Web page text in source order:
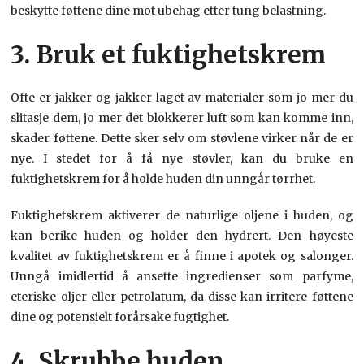
beskytte føttene dine mot ubehag etter tung belastning.
3. Bruk et fuktighetskrem
Ofte er jakker og jakker laget av materialer som jo mer du
slitasje dem, jo mer det blokkerer luft som kan komme inn,
skader føttene. Dette sker selv om støvlene virker når de er
nye. I stedet for å få nye støvler, kan du bruke en
fuktighetskrem for å holde huden din unngår tørrhet.
Fuktighetskrem aktiverer de naturlige oljene i huden, og
kan berike huden og holder den hydrert. Den høyeste
kvalitet av fuktighetskrem er å finne i apotek og salonger.
Unngå imidlertid å ansette ingredienser som parfyme,
eteriske oljer eller petrolatum, da disse kan irritere føttene
dine og potensielt forårsake fugtighet.